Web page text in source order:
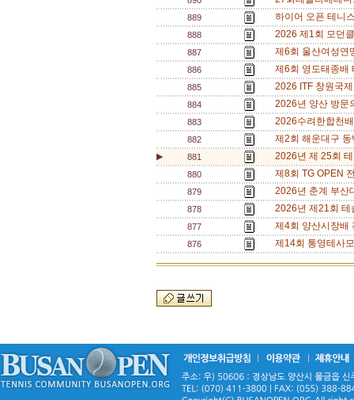
889 하이어 오픈 테니
888 2026 제1회 모던
887 제6회 울산여성
886 제6회 영도태종배
885 2026 ITF 창원국
884 2026년 양산 방문
883 2026수려한합천
882 제2회 해운대구
▶ 881 2026년 제 25회
880 제8회 TG OPEN
879 2026년 춘계 부
878 2026년 제21회
877 제4회 양산시장배
876 제14회 통영테사